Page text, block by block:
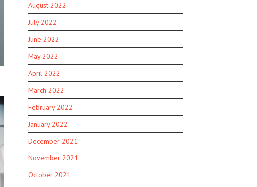
August 2022
July 2022
June 2022
May 2022
April 2022
March 2022
February 2022
January 2022
December 2021
November 2021
October 2021